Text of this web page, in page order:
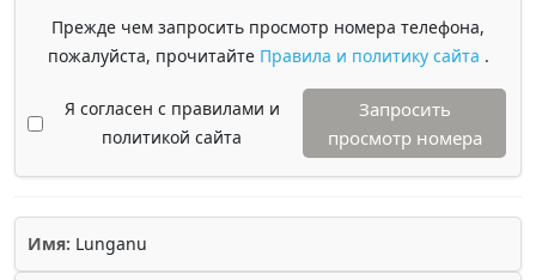
Прежде чем запросить просмотр номера телефона,
пожалуйста, прочитайте Правила и политику сайта .
Я согласен с правилами и
политикой сайта
Запросить
просмотр номера
Имя: Lunganu